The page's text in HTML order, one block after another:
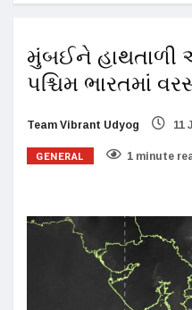
મુંબઈને હાથતાળી
પશ્ચિમ ભારતમાં
Team Vibrant Udyog 11
GENERAL 1 minute